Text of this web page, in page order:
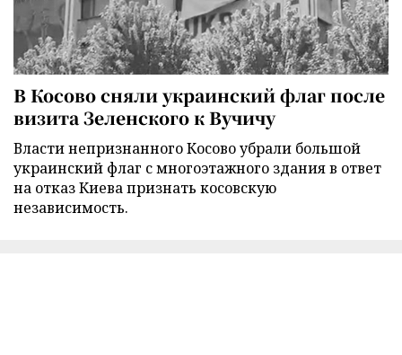
В Косово сняли украинский флаг после
визита Зеленского к Вучичу
Власти непризнанного Косово убрали большой
украинский флаг с многоэтажного здания в ответ
на отказ Киева признать косовскую
независимость.